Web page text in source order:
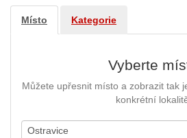
Místo Kategorie
Vyberte
Můžete upřesnit místo a zobrazit tak
konkrétní
Místo